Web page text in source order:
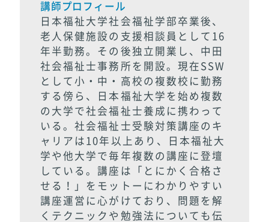
講師プロフィール
日本福祉大学社会福祉学部卒業後、
老人保健施設の支援相談員として16
年半勤務。 その後独立開業し、中田
社会福祉士事務所を開設。 現在SSW
として小・中・高校の複数校に勤務
する傍ら、日本福祉大学を始め複数
の大学で社会福祉士養成に携わって
いる。社会福祉士受験対策講座のキ
ャリアは10年以上あり、日本福祉大
学や他大学で毎年複数の講座に登壇
している。講座は「とにかく合格さ
せる！」をモットーにわかりやすい
講座運営に心がけており、問題を解
くテクニックや勉強法についても伝